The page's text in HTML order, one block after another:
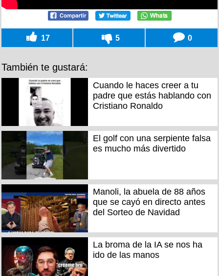
17 5 0
También te gustará:
Cuando le haces creer a tu
padre que estás hablando con
Cristiano Ronaldo
El golf con una serpiente falsa
es mucho más divertido
Manoli, la abuela de 88 años
que se cayó en directo antes
del Sorteo de Navidad
La broma de la IA se nos ha
ido de las manos